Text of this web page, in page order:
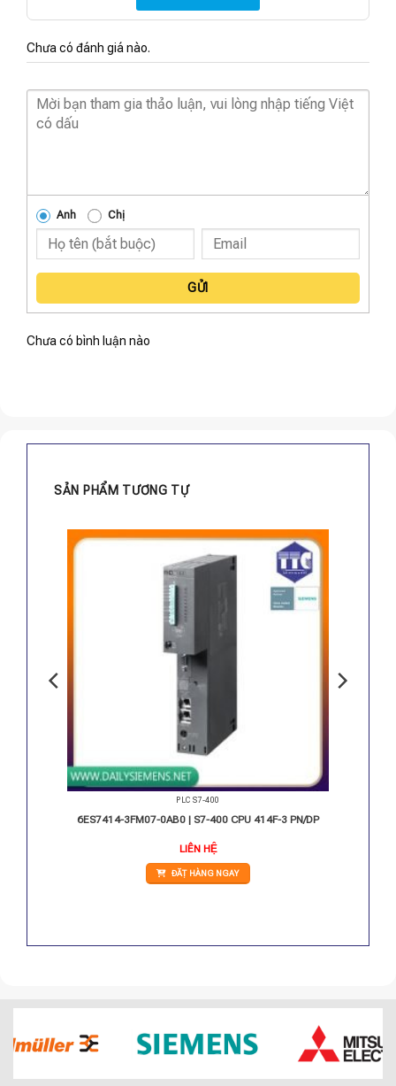
Chưa có đánh giá nào.
Anh Chị
GỬI
Chưa có bình luận nào
SẢN PHẨM TƯƠNG TỰ
PLC S7-400
6ES7414-3FM07-0AB0 | S7-400 CPU 414F-3 PN/DP
LIÊN HỆ
ĐẶT HÀNG NGAY